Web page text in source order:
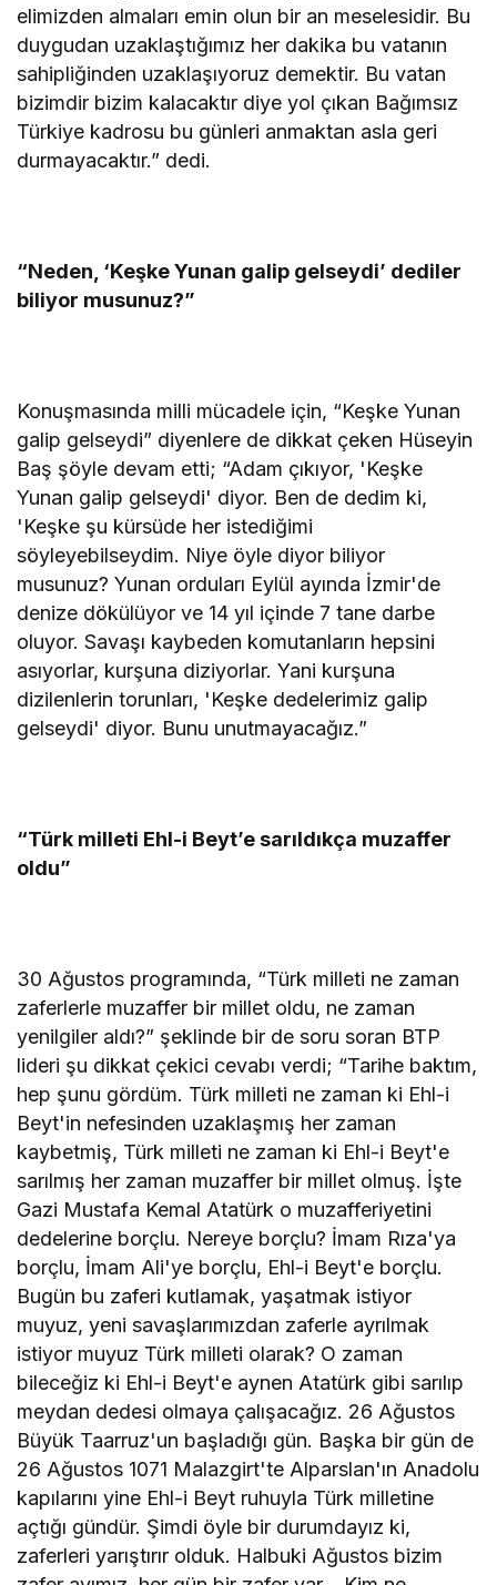
elimizden almaları emin olun bir an meselesidir. Bu
duygudan uzaklaştığımız her dakika bu vatanın
sahipliğinden uzaklaşıyoruz demektir. Bu vatan
bizimdir bizim kalacaktır diye yol çıkan Bağımsız
Türkiye kadrosu bu günleri anmaktan asla geri
durmayacaktır.” dedi.
“Neden, ‘Keşke Yunan galip gelseydi’ dediler
biliyor musunuz?”
Konuşmasında milli mücadele için, “Keşke Yunan
galip gelseydi” diyenlere de dikkat çeken Hüseyin
Baş şöyle devam etti; “Adam çıkıyor, 'Keşke
Yunan galip gelseydi' diyor. Ben de dedim ki,
'Keşke şu kürsüde her istediğimi
söyleyebilseydim. Niye öyle diyor biliyor
musunuz? Yunan orduları Eylül ayında İzmir'de
denize dökülüyor ve 14 yıl içinde 7 tane darbe
oluyor. Savaşı kaybeden komutanların hepsini
asıyorlar, kurşuna diziyorlar. Yani kurşuna
dizilenlerin torunları, 'Keşke dedelerimiz galip
gelseydi' diyor. Bunu unutmayacağız.”
“Türk milleti Ehl-i Beyt’e sarıldıkça muzaffer
oldu”
30 Ağustos programında, “Türk milleti ne zaman
zaferlerle muzaffer bir millet oldu, ne zaman
yenilgiler aldı?” şeklinde bir de soru soran BTP
lideri şu dikkat çekici cevabı verdi; “Tarihe baktım,
hep şunu gördüm. Türk milleti ne zaman ki Ehl-i
Beyt'in nefesinden uzaklaşmış her zaman
kaybetmiş, Türk milleti ne zaman ki Ehl-i Beyt'e
sarılmış her zaman muzaffer bir millet olmuş. İşte
Gazi Mustafa Kemal Atatürk o muzafferiyetini
dedelerine borçlu. Nereye borçlu? İmam Rıza'ya
borçlu, İmam Ali'ye borçlu, Ehl-i Beyt'e borçlu.
Bugün bu zaferi kutlamak, yaşatmak istiyor
muyuz, yeni savaşlarımızdan zaferle ayrılmak
istiyor muyuz Türk milleti olarak? O zaman
bileceğiz ki Ehl-i Beyt'e aynen Atatürk gibi sarılıp
meydan dedesi olmaya çalışacağız. 26 Ağustos
Büyük Taarruz'un başladığı gün. Başka bir gün de
26 Ağustos 1071 Malazgirt'te Alparslan'ın Anadolu
kapılarını yine Ehl-i Beyt ruhuyla Türk milletine
açtığı gündür. Şimdi öyle bir durumdayız ki,
zaferleri yarıştırır olduk. Halbuki Ağustos bizim